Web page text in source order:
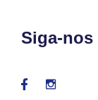
Siga-nos